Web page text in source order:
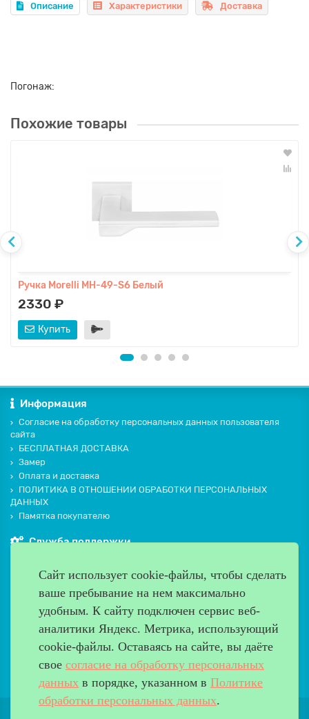
Описание Характеристики Доставка
Погонаж:
Похожие товары
Ручка Morelli MH-49-S6 Белый
2330 ₽
Купить
Информация
Согласие на обработку персональных данных пользователя
сайта
БЕСПЛАТНАЯ ДОСТАВКА
Замер
Оплата и доставка
ПОЛИТИКА В ОТНОШЕНИИ ОБРАБОТКИ ПЕРСОНАЛЬНЫХ
ДАННЫХ
Памятка покупателю
Служба поддержки
Производители
Дополнительно
Наш адрес
Работаем с 9:00 до 20:00
8 (499) 685-33-26
Сайт использует cookie-файлы, чтобы сделать
ваше пребывание на нем максимально
удобным. К cайту подключен сервис веб-
аналитики Яндекс. Метрика, использующий
cookie-файлы. Оставаясь на сайте, вы даёте
свое согласие на обработку персональных
данных в порядке, указанном в Политике
обработки персональных данных.